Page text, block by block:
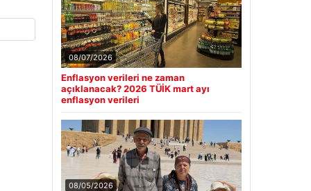
08/07/2026
Enflasyon verileri ne zaman
açıklanacak? 2026 TÜİK mart ayı
enflasyon verileri
08/05/2026